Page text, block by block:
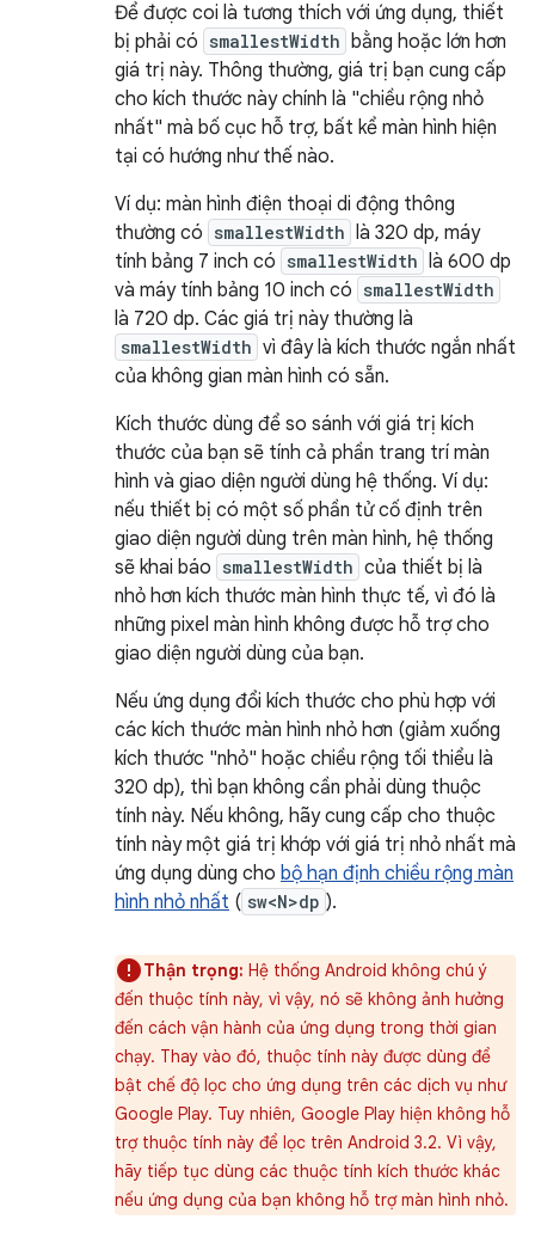
Để được coi là tương thích với ứng dụng, thiết
bị phải có smallestWidth bằng hoặc lớn hơn
giá trị này. Thông thường, giá trị bạn cung cấp
cho kích thước này chính là "chiều rộng nhỏ
nhất" mà bố cục hỗ trợ, bất kể màn hình hiện
tại có hướng như thế nào.
Ví dụ: màn hình điện thoại di động thông
thường có smallestWidth là 320 dp, máy
tính bảng 7 inch có smallestWidth là 600 dp
và máy tính bảng 10 inch có smallestWidth
là 720 dp. Các giá trị này thường là
smallestWidth vì đây là kích thước ngắn nhất
của không gian màn hình có sẵn.
Kích thước dùng để so sánh với giá trị kích
thước của bạn sẽ tính cả phần trang trí màn
hình và giao diện người dùng hệ thống. Ví dụ:
nếu thiết bị có một số phần tử cố định trên
giao diện người dùng trên màn hình, hệ thống
sẽ khai báo smallestWidth của thiết bị là
nhỏ hơn kích thước màn hình thực tế, vì đó là
những pixel màn hình không được hỗ trợ cho
giao diện người dùng của bạn.
Nếu ứng dụng đổi kích thước cho phù hợp với
các kích thước màn hình nhỏ hơn (giảm xuống
kích thước "nhỏ" hoặc chiều rộng tối thiểu là
320 dp), thì bạn không cần phải dùng thuộc
tính này. Nếu không, hãy cung cấp cho thuộc
tính này một giá trị khớp với giá trị nhỏ nhất mà
ứng dụng dùng cho bộ hạn định chiều rộng màn
hình nhỏ nhất ( sw<N>dp ).
Thận trọng: Hệ thống Android không chú ý
đến thuộc tính này, vì vậy, nó sẽ không ảnh hưởng
đến cách vận hành của ứng dụng trong thời gian
chạy. Thay vào đó, thuộc tính này được dùng để
bật chế độ lọc cho ứng dụng trên các dịch vụ như
Google Play. Tuy nhiên, Google Play hiện không hỗ
trợ thuộc tính này để lọc trên Android 3.2. Vì vậy,
hãy tiếp tục dùng các thuộc tính kích thước khác
nếu ứng dụng của bạn không hỗ trợ màn hình nhỏ.